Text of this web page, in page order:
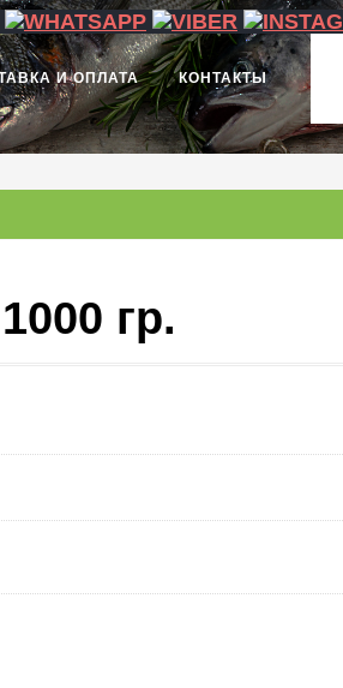
И ОПЛАТА КОНТАКТЫ
гр.